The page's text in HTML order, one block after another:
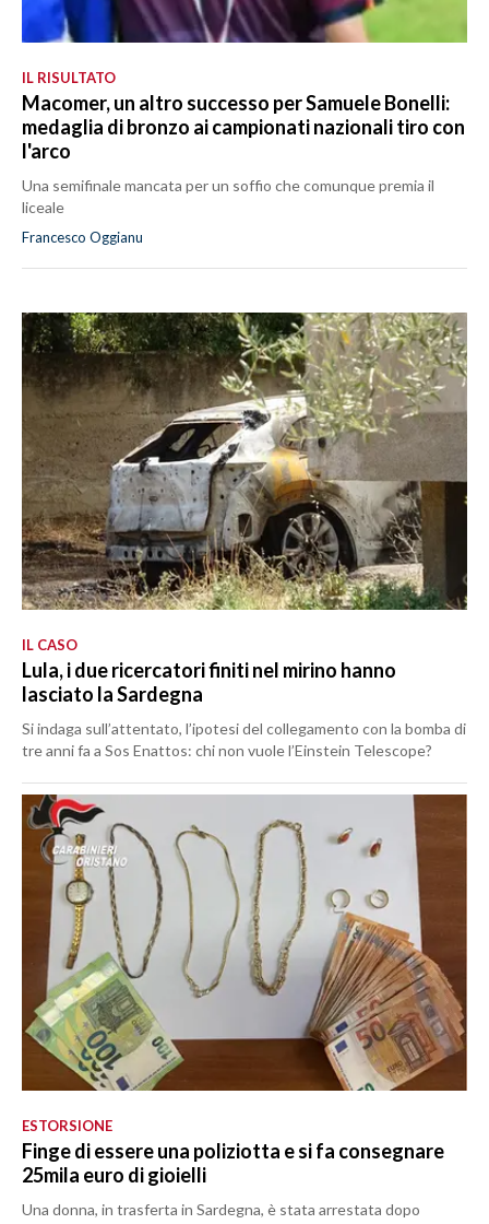
IL RISULTATO
Macomer, un altro successo per Samuele Bonelli:
medaglia di bronzo ai campionati nazionali tiro con
l'arco
Una semifinale mancata per un soffio che comunque premia il
liceale
Francesco Oggianu
IL CASO
Lula, i due ricercatori finiti nel mirino hanno
lasciato la Sardegna
Si indaga sull’attentato, l’ipotesi del collegamento con la bomba di
tre anni fa a Sos Enattos: chi non vuole l’Einstein Telescope?
ESTORSIONE
Finge di essere una poliziotta e si fa consegnare
25mila euro di gioielli
Una donna, in trasferta in Sardegna, è stata arrestata dopo